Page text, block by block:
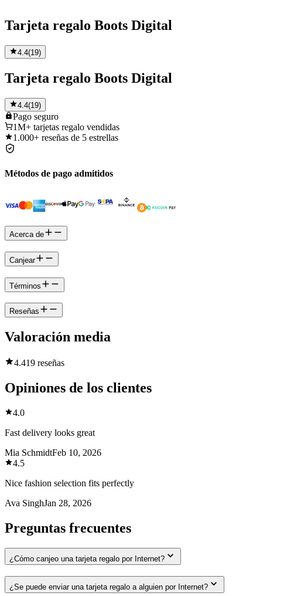
Tarjeta regalo Boots Digital
4.4(19)
Tarjeta regalo Boots Digital
4.4(19)
Pago seguro
1M+ tarjetas regalo vendidas
1.000+ reseñas de 5 estrellas
Métodos de pago admitidos
Acerca de
Canjear
Términos
Reseñas
Valoración media
4.419 reseñas
Opiniones de los clientes
4.0
Fast delivery looks great
Mia SchmidtFeb 10, 2026
4.5
Nice fashion selection fits perfectly
Ava SinghJan 28, 2026
Preguntas frecuentes
¿Cómo canjeo una tarjeta regalo por Internet?
¿Se puede enviar una tarjeta regalo a alguien por Internet?